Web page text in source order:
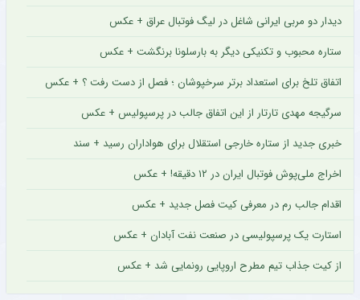
دیدار دو مربی ایرانی شاغل در لیگ فوتبال عراق + عکس
ستاره محبوب و تکنیکی دیگر به بارسلونا برنگشت + عکس
اتفاق تلخ برای استعداد برتر سرخپوشان ؛ فصل از دست رفت ؟ + عکس
سرگیجه مهدی تارتار از این اتفاق جالب در پرسپولیس + عکس
خبری جدید از ستاره خارجی استقلال برای هواداران رسید + سند
اخراج ملی‌پوش فوتبال ایران در ۱۲ دقیقه! + عکس
اقدام جالب رم در معرفی کیت فصل جدید + عکس
استارت یک پرسپولیسی در صنعت نفت آبادان + عکس
از کیت جذاب تیم مطرح اروپایی رونمایی شد + عکس